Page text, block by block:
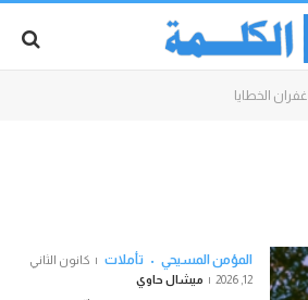
غفران الخطايا
المؤمن المسيحي تأملات
كانون الثاني
12, 2026
ميشال حاوي